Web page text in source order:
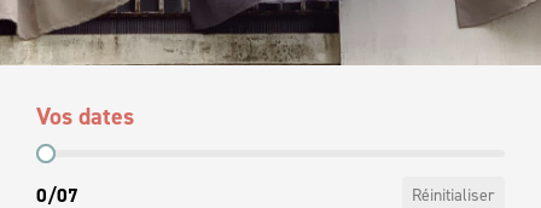
Vos dates
Vos dates
0/07 Réinitialiser